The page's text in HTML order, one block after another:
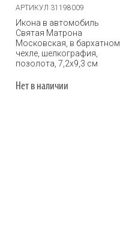
АРТИКУЛ 31198009
Икона в автомобиль
Святая Матрона
Московская, в бархатном
чехле, шелкография,
позолота, 7,2х9,3 см
Нет в наличии